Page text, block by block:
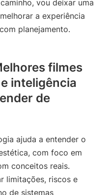
vou deixar uma
a experiência
planejamento.
filmes
inteligência
de
ajuda a entender o
com foco em
conceitos reais.
limitações, riscos e
de sistemas